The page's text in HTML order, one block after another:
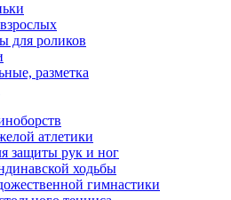
для роликов
разметка
атлетики
защиты рук и ног
ходьбы
гимнастики